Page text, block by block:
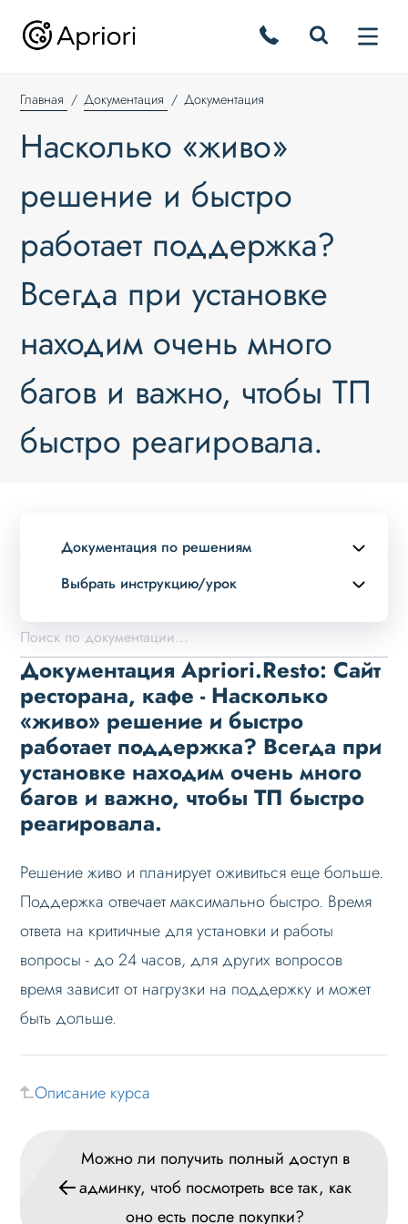
Главная Документация Документация
Насколько «живо»
решение и быстро
работает поддержка?
Всегда при установке
находим очень много
багов и важно, чтобы ТП
быстро реагировала.
Документация по решениям
Выбрать инструкцию/урок
Описание курса
Возможности
Примеры страниц
Установка и обновление
Данные
Дизайн
Оформление контента
Мультирегиональность
Меню сайта
Блоки / секции сайта
Формы и коммуникации
Лицензионное соглашение
Документация Apriori.Resto: Сайт
ресторана, кафе - Насколько
«живо» решение и быстро
работает поддержка? Всегда при
установке находим очень много
багов и важно, чтобы ТП быстро
реагировала.
Решение живо и планирует оживиться еще больше.
Поддержка отвечает максимально быстро. Время
ответа на критичные для установки и работы
вопросы - до 24 часов, для других вопросов
время зависит от нагрузки на поддержку и может
быть дольше.
Описание курса
Можно ли получить полный доступ в
админку, чтоб посмотреть все так, как
оно есть после покупки?